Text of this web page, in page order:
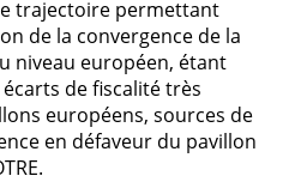
trajectoire permettant
de la convergence de la
niveau européen, étant
de fiscalité très
européens, sources de
en défaveur du pavillon